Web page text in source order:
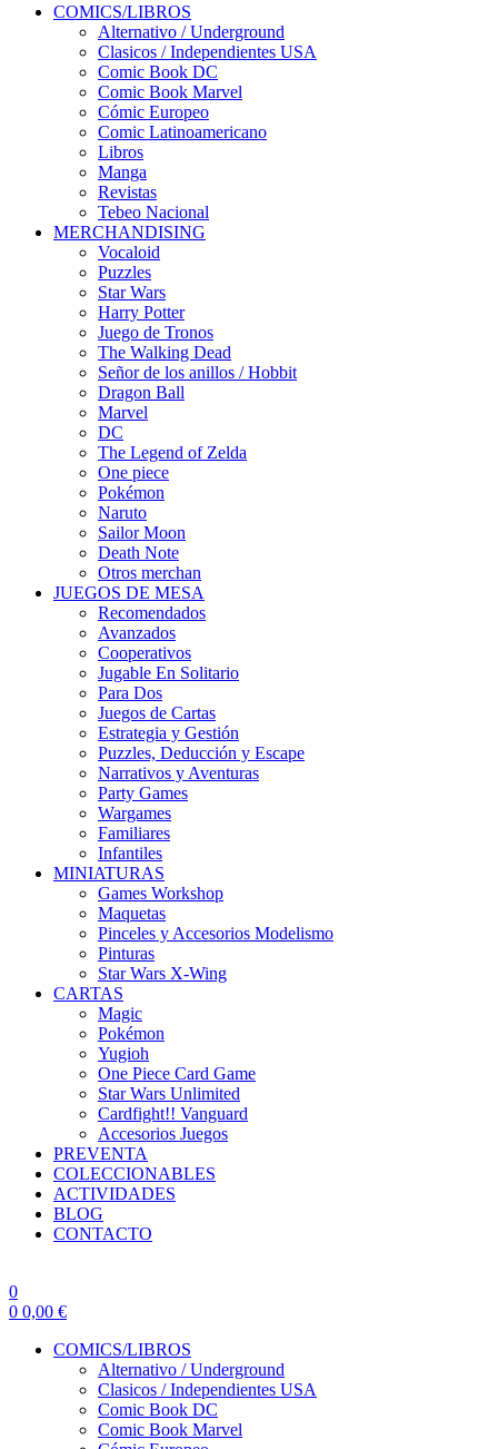
COMICS/LIBROS
Alternativo / Underground
Clasicos / Independientes USA
Comic Book DC
Comic Book Marvel
Cómic Europeo
Comic Latinoamericano
Libros
Manga
Revistas
Tebeo Nacional
MERCHANDISING
Vocaloid
Puzzles
Star Wars
Harry Potter
Juego de Tronos
The Walking Dead
Señor de los anillos / Hobbit
Dragon Ball
Marvel
DC
The Legend of Zelda
One piece
Pokémon
Naruto
Sailor Moon
Death Note
Otros merchan
JUEGOS DE MESA
Recomendados
Avanzados
Cooperativos
Jugable En Solitario
Para Dos
Juegos de Cartas
Estrategia y Gestión
Puzzles, Deducción y Escape
Narrativos y Aventuras
Party Games
Wargames
Familiares
Infantiles
MINIATURAS
Games Workshop
Maquetas
Pinceles y Accesorios Modelismo
Pinturas
Star Wars X-Wing
CARTAS
Magic
Pokémon
Yugioh
One Piece Card Game
Star Wars Unlimited
Cardfight!! Vanguard
Accesorios Juegos
PREVENTA
COLECCIONABLES
ACTIVIDADES
BLOG
CONTACTO
0
0 0,00 €
COMICS/LIBROS
Alternativo / Underground
Clasicos / Independientes USA
Comic Book DC
Comic Book Marvel